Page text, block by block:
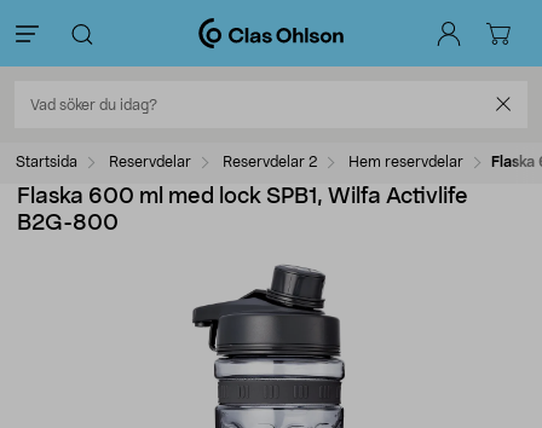
Startsida Reservdelar Reservdelar 2 Hem reservdelar
Flaska 600 ml med lock SPB1, Wilfa Activlife
B2G-800